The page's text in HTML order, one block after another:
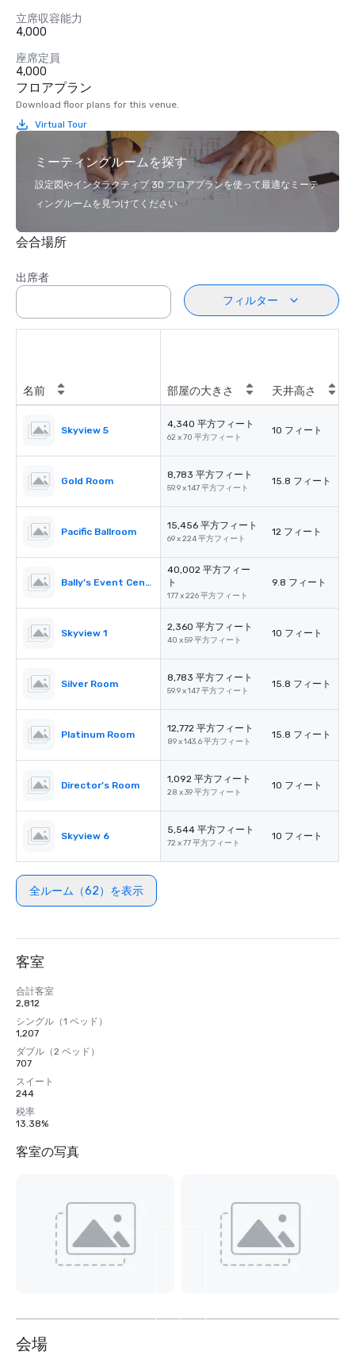
立席収容能力
4,000
座席定員
4,000
フロアプラン
Download floor plans for this venue.
Virtual Tour
ミーティングルームを探す
設定図やインタラクティブ 3D フロアプランを使って最適なミーテ
ィングルームを見つけてください
会合場所
出席者
フィルター
名前 部屋の大きさ 天井高さ
Skyview 5
4,340 平方フィート
62 x 70 平方フィート
10 フィート
Gold Room
8,783 平方フィート
59.9 x 147 平方フィート
15.8 フィート
Pacific Ballroom
15,456 平方フィート
69 x 224 平方フィート
12 フィート
Bally’s Event Center
40,002 平方フィー
ト
177 x 226 平方フィート
9.8 フィート
Skyview 1
2,360 平方フィート
40 x 59 平方フィート
10 フィート
Silver Room
8,783 平方フィート
59.9 x 147 平方フィート
15.8 フィート
Platinum Room
12,772 平方フィート
89 x 143.6 平方フィート
15.8 フィート
Director’s Room
1,092 平方フィート
28 x 39 平方フィート
10 フィート
Skyview 6
5,544 平方フィート
72 x 77 平方フィート
10 フィート
全ルーム（62）を表示
客室
合計客室
2,812
シングル（1 ベッド）
1,207
ダブル（2 ベッド）
707
スイート
244
税率
13.38%
客室の写真
を
会場